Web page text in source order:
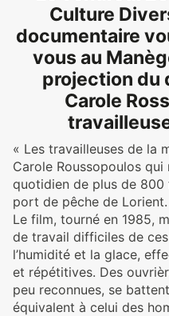
Culture
documentaire
vous au
projection du
Carole
« Les travailleuses de la
Carole Roussopoulos
quotidien de plus de
port de pêche de Lorient.
Le film, tourné en 1985,
de travail difficiles de
l’humidité et la glace,
et répétitives. Des
peu reconnues, se
équivalent à celui des